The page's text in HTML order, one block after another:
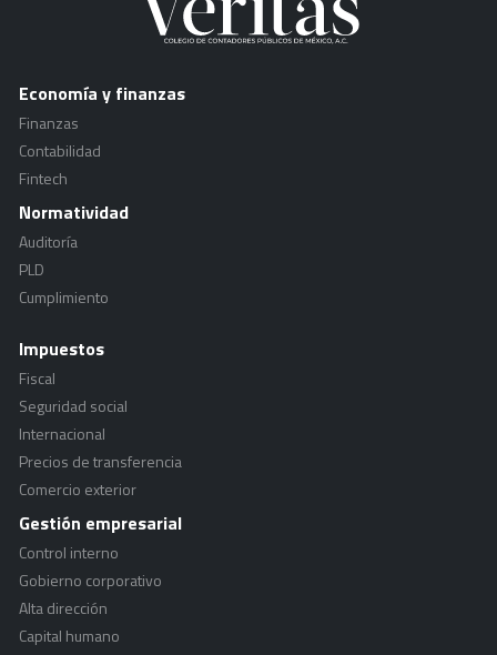
Economía y finanzas
Finanzas
Contabilidad
Fintech
Normatividad
Auditoría
PLD
Cumplimiento
Impuestos
Fiscal
Seguridad social
Internacional
Precios de transferencia
Comercio exterior
Gestión empresarial
Control interno
Gobierno corporativo
Alta dirección
Capital humano